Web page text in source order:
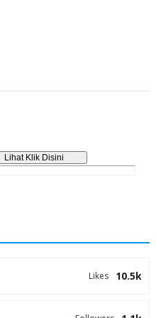
10.5k
Likes